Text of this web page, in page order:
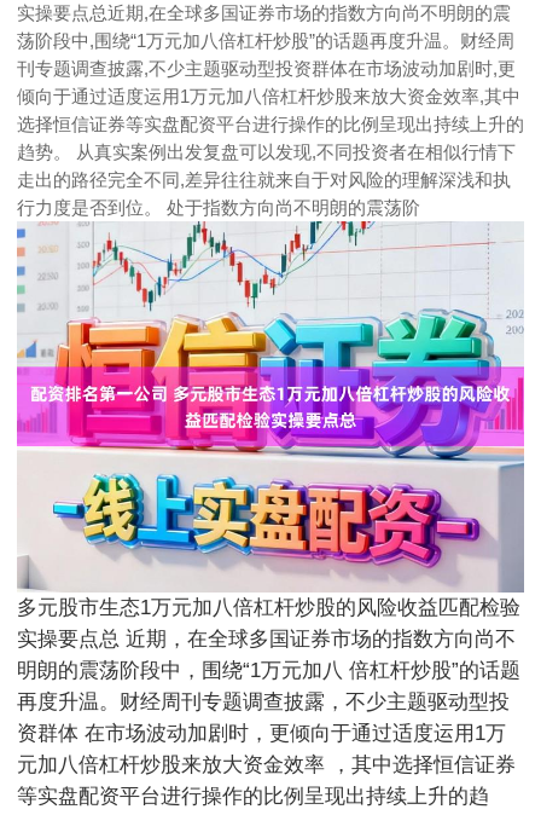
实操要点总近期,在全球多国证券市场的指数方向尚不明朗的震
荡阶段中,围绕“1万元加八倍杠杆炒股”的话题再度升温。财经周
刊专题调查披露,不少主题驱动型投资群体在市场波动加剧时,更
倾向于通过适度运用1万元加八倍杠杆炒股来放大资金效率,其中
选择恒信证券等实盘配资平台进行操作的比例呈现出持续上升的
趋势。 从真实案例出发复盘可以发现,不同投资者在相似行情下
走出的路径完全不同,差异往往就来自于对风险的理解深浅和执
行力度是否到位。 处于指数方向尚不明朗的震荡阶
多元股市生态1万元加八倍杠杆炒股的风险收益匹配检验
实操要点总 近期，在全球多国证券市场的指数方向尚不
明朗的震荡阶段中，围绕“1万元加八 倍杠杆炒股”的话题
再度升温。财经周刊专题调查披露，不少主题驱动型投
资群体 在市场波动加剧时，更倾向于通过适度运用1万
元加八倍杠杆炒股来放大资金效率 ，其中选择恒信证券
等实盘配资平台进行操作的比例呈现出持续上升的趋